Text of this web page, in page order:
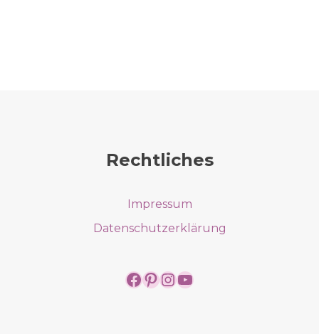
Rechtliches
Impressum
Datenschutzerklärung
https://
https://
https://
https://